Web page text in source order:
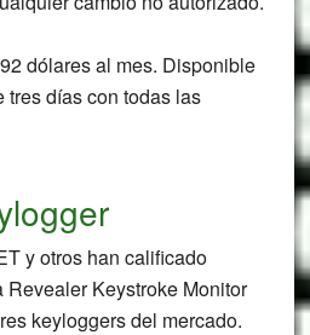
dólares al mes. Disponible
tres días con todas las
y otros han calificado
Keystroke Monitor
keyloggers del mercado.